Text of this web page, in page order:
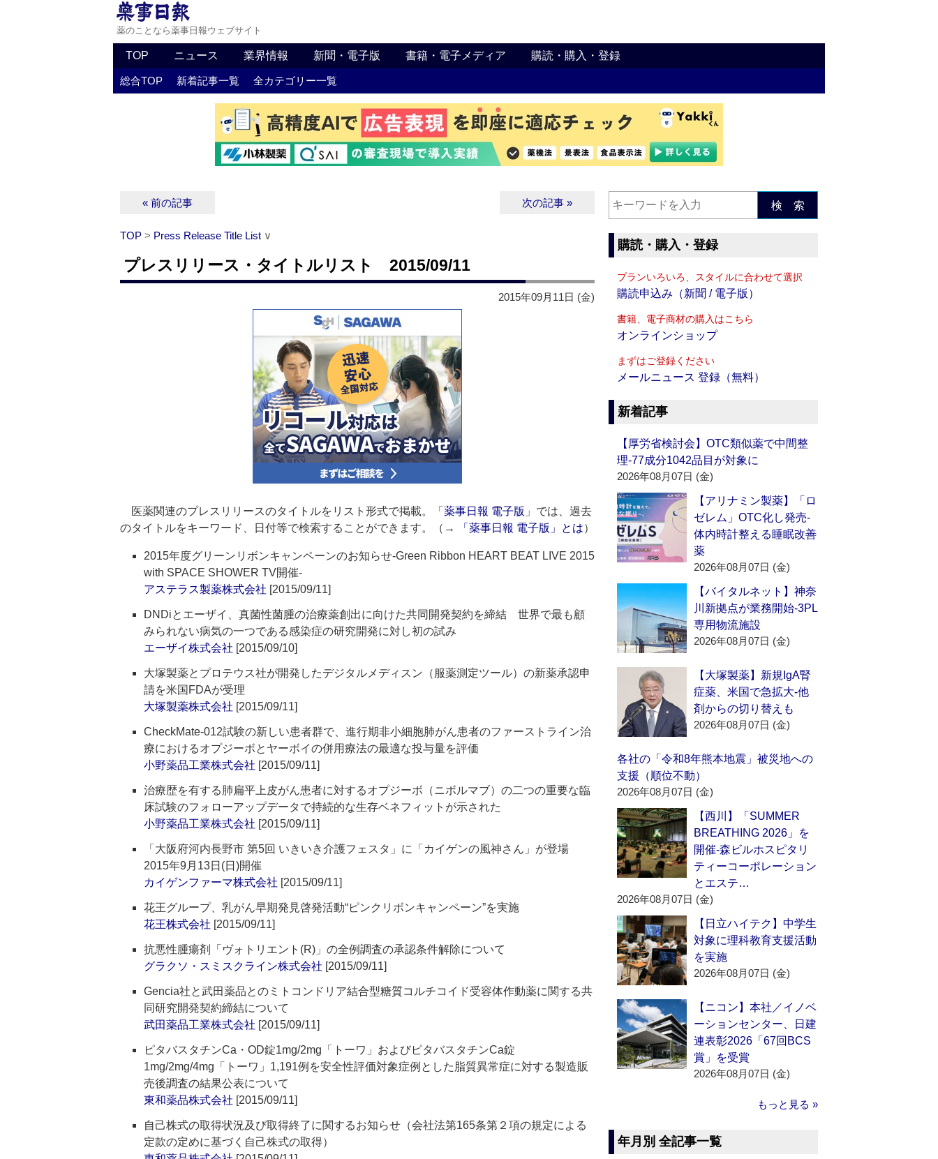
薬のことなら薬事日報ウェブサイト
TOP ニュース 業界情報 新聞・電子版 書籍・電子メディア 購読・購入・登録
総合TOP 新着記事一覧 全カテゴリー一覧
« 前の記事 次の記事 »
TOP > Press Release Title List ∨
プレスリリース・タイトルリスト 2015/09/11
2015年09月11日 (金)
医薬関連のプレスリリースのタイトルをリスト形式で掲載。「 薬事日報 電子版 」では、過去
のタイトルをキーワード、日付等で検索することができます。（→
「薬事日報 電子版」とは）
2015年度グリーンリボンキャンペーンのお知らせ‐Green Ribbon HEART BEAT LIVE 2015
with SPACE SHOWER TV開催‐
アステラス製薬株式会社 [2015/09/11]
DNDiとエーザイ、真菌性菌腫の治療薬創出に向けた共同開発契約を締結 世界で最も顧
みられない病気の一つである感染症の研究開発に対し初の試み
エーザイ株式会社 [2015/09/10]
大塚製薬とプロテウス社が開発したデジタルメディスン（服薬測定ツール）の新薬承認申
請を米国FDAが受理
大塚製薬株式会社 [2015/09/11]
CheckMate-012試験の新しい患者群で、進行期非小細胞肺がん患者のファーストライン治
療におけるオプジーボとヤーボイの併用療法の最適な投与量を評価
小野薬品工業株式会社 [2015/09/11]
治療歴を有する肺扁平上皮がん患者に対するオプジーボ（ニボルマブ）の二つの重要な臨
床試験のフォローアップデータで持続的な生存ベネフィットが示された
小野薬品工業株式会社 [2015/09/11]
「大阪府河内長野市 第5回 いきいき介護フェスタ」に「カイゲンの風神さん」が登場
2015年9月13日(日)開催
カイゲンファーマ株式会社 [2015/09/11]
花王グループ、乳がん早期発見啓発活動“ピンクリボンキャンペーン”を実施
花王株式会社 [2015/09/11]
抗悪性腫瘍剤「ヴォトリエント(R)」の全例調査の承認条件解除について
グラクソ・スミスクライン株式会社 [2015/09/11]
Gencia社と武田薬品とのミトコンドリア結合型糖質コルチコイド受容体作動薬に関する共
同研究開発契約締結について
武田薬品工業株式会社 [2015/09/11]
ピタバスタチンCa・OD錠1mg/2mg「トーワ」およびピタバスタチンCa錠
1mg/2mg/4mg「トーワ」1,191例を安全性評価対象症例とした脂質異常症に対する製造販
売後調査の結果公表について
東和薬品株式会社 [2015/09/11]
自己株式の取得状況及び取得終了に関するお知らせ（会社法第165条第２項の規定による
定款の定めに基づく自己株式の取得）
検 索
購読・購入・登録
プランいろいろ、スタイルに合わせて選択
購読申込み（新聞 / 電子版）
書籍、電子商材の購入はこちら
オンラインショップ
まずはご登録ください
メールニュース 登録（無料）
新着記事
【厚労省検討会】OTC類似薬で中間整
理‐77成分1042品目が対象に
2026年08月07日 (金)
【アリナミン製薬】「ロ
ゼレム」OTC化し発売‐
体内時計整える睡眠改善
薬
2026年08月07日 (金)
【バイタルネット】神奈
川新拠点が業務開始‐3PL
専用物流施設
2026年08月07日 (金)
【大塚製薬】新規IgA腎
症薬、米国で急拡大‐他
剤からの切り替えも
2026年08月07日 (金)
各社の「令和8年熊本地震」被災地への
支援（順位不動）
2026年08月07日 (金)
【西川】「SUMMER
BREATHING 2026」を
開催‐森ビルホスピタリ
ティーコーポレーション
とエステ…
2026年08月07日 (金)
【日立ハイテク】中学生
対象に理科教育支援活動
を実施
2026年08月07日 (金)
【ニコン】本社／イノベ
ーションセンター、日建
連表彰2026「67回BCS
賞」を受賞
2026年08月07日 (金)
もっと見る »
年月別 全記事一覧